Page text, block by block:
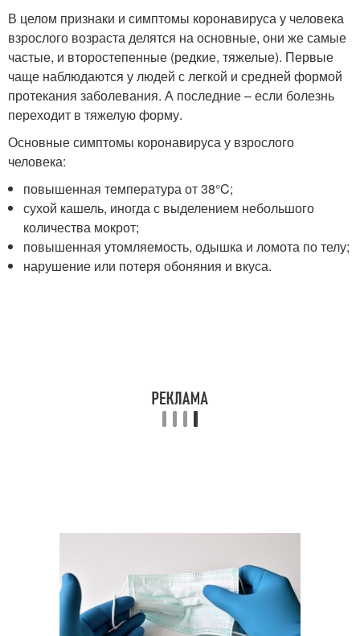
В целом признаки и симптомы коронавируса у человека
взрослого возраста делятся на основные, они же самые
частые, и второстепенные (редкие, тяжелые). Первые
чаще наблюдаются у людей с легкой и средней формой
протекания заболевания. А последние – если болезнь
переходит в тяжелую форму.
Основные симптомы коронавируса у взрослого
человека:
повышенная температура от 38°C;
сухой кашель, иногда с выделением небольшого
количества мокрот;
повышенная утомляемость, одышка и ломота по телу;
нарушение или потеря обоняния и вкуса.